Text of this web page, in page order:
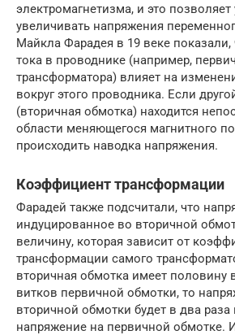
электромагнетизма, и это
увеличивать напряжения
Майкла Фарадея в 19 веке показали,
тока в проводнике (например,
трансформатора) влияет на
вокруг этого проводника. Если
(вторичная обмотка) находится
области меняющегося магнитного
происходить наводка напряжения.
Коэффициент трансформации
Фарадей также подсчитали, что
индуцированное во вторичной
величину, которая зависит от
трансформации самого
вторичная обмотка имеет половину
витков первичной обмотки, то
вторичной обмотки будет в два
напряжение на первичной обмотке.